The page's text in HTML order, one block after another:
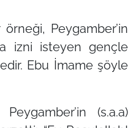
Peygamber’in
izni isteyen gençle
Ebu İmame şöyle
(s.a.a)